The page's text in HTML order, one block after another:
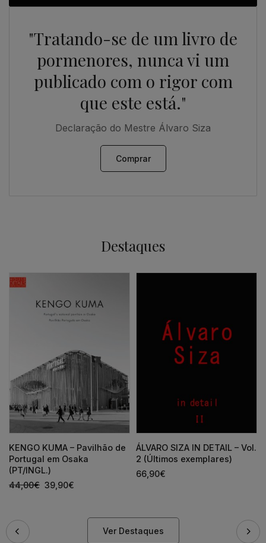
"Tratando-se de um livro de
pormenores, nunca vi um
publicado com o rigor com
que este está."
Declaração do Mestre Álvaro Siza
Comprar
Destaques
KENGO KUMA – Pavilhão de
Portugal em Osaka
(PT/INGL.)
44,00€ 39,90€
ÁLVARO SIZA IN DETAIL – Vol.
2 (Últimos exemplares)
66,90€
Ver Destaques